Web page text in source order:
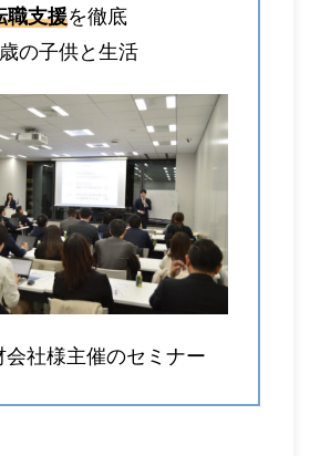
職支援を徹底
の子供と生活
社様主催のセミナー